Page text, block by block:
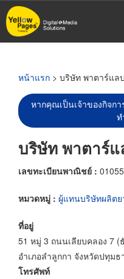
ข้าม
ไป
หน้าแรก > บริษัท พาตาร์แล
หากคุณเป็นเจ้าของกิจก
ท
บริษัท พาตาร์แ
เลขทะเบียนพาณิชย์ :
หมวดหมู่ : ผู้แทนบริษัทผลิตย
ที่อยู่
51 หมู่ 3 ถนนเลียบคลอง 7
อำเภอลำลูกกา จังหวัดปทุมธ
โทรศัพท์